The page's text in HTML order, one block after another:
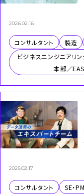
コンサルタント 製造
ビジネスエンジニアリ
本部／
2026.02.16
コンサルタント SE・PM
2025.02.17